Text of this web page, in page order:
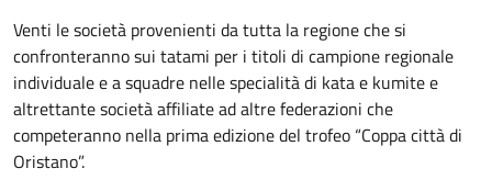
Venti le società provenienti da tutta la regione che si
confronteranno sui tatami per i titoli di campione regionale
individuale e a squadre nelle specialità di kata e kumite e
altrettante società affiliate ad altre federazioni che
competeranno nella prima edizione del trofeo “Coppa città di
Oristano”.